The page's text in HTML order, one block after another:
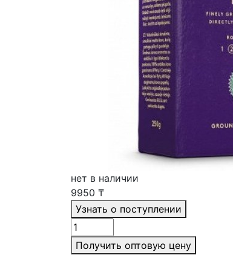
нет в наличии
9950 ₸
Узнать о поступлении
Получить оптовую цену